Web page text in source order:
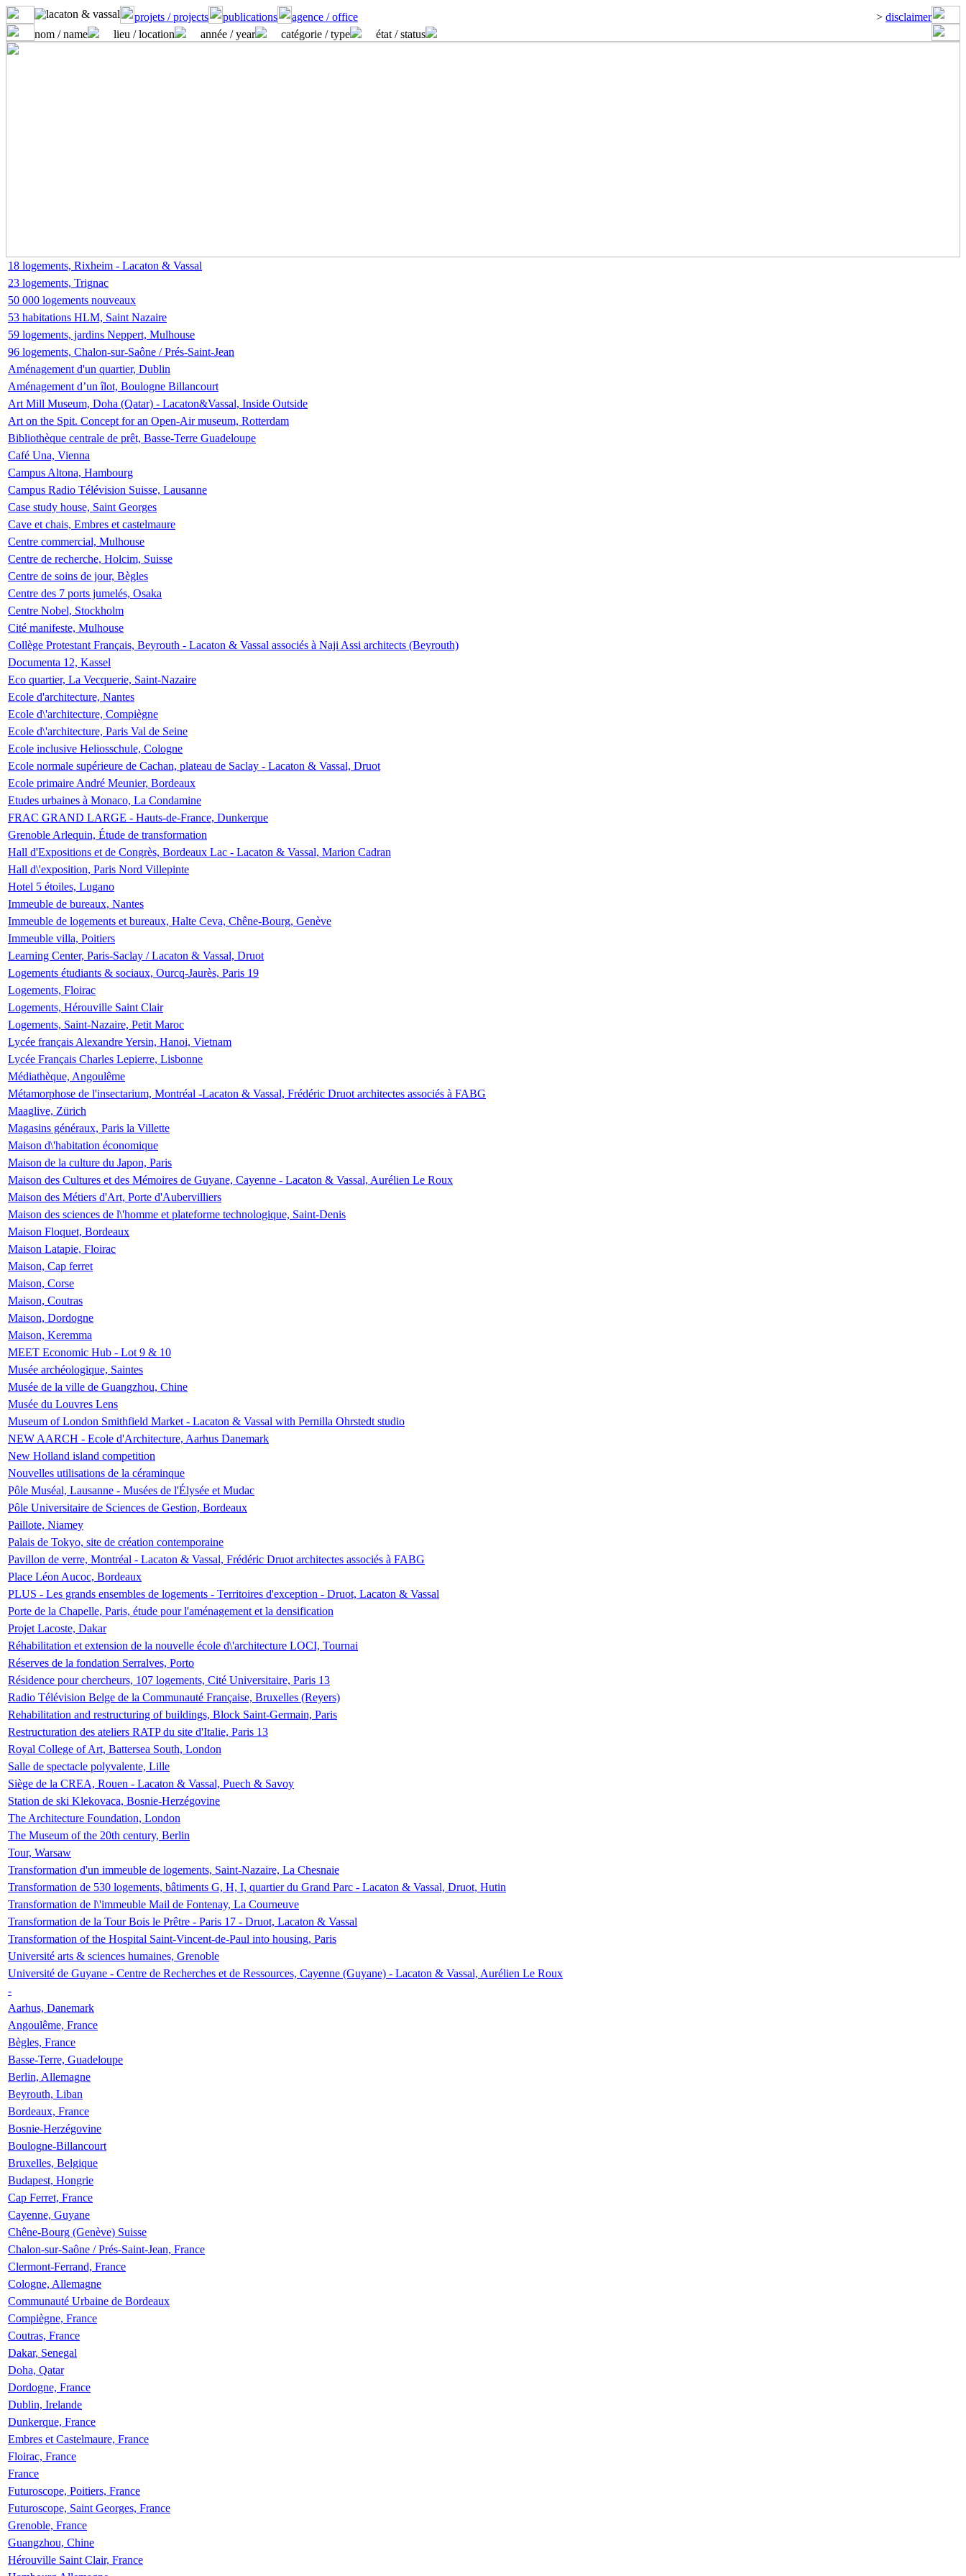
projets / projects publications agence / office > disclaimer
nom / name
lieu / location année / year catégorie / type état / status
18 logements, Rixheim - Lacaton & Vassal
23 logements, Trignac
50 000 logements nouveaux
53 habitations HLM, Saint Nazaire
59 logements, jardins Neppert, Mulhouse
96 logements, Chalon-sur-Saône / Prés-Saint-Jean
Aménagement d'un quartier, Dublin
Aménagement d’un îlot, Boulogne Billancourt
Art Mill Museum, Doha (Qatar) - Lacaton&Vassal, Inside Outside
Art on the Spit. Concept for an Open-Air museum, Rotterdam
Bibliothèque centrale de prêt, Basse-Terre Guadeloupe
Café Una, Vienna
Campus Altona, Hambourg
Campus Radio Télévision Suisse, Lausanne
Case study house, Saint Georges
Cave et chais, Embres et castelmaure
Centre commercial, Mulhouse
Centre de recherche, Holcim, Suisse
Centre de soins de jour, Bègles
Centre des 7 ports jumelés, Osaka
Centre Nobel, Stockholm
Cité manifeste, Mulhouse
Collège Protestant Français, Beyrouth - Lacaton & Vassal associés à Naji Assi architects (Beyrouth)
Documenta 12, Kassel
Eco quartier, La Vecquerie, Saint-Nazaire
Ecole d'architecture, Nantes
Ecole d\'architecture, Compiègne
Ecole d\'architecture, Paris Val de Seine
Ecole inclusive Heliosschule, Cologne
Ecole normale supérieure de Cachan, plateau de Saclay - Lacaton & Vassal, Druot
Ecole primaire André Meunier, Bordeaux
Etudes urbaines à Monaco, La Condamine
FRAC GRAND LARGE - Hauts-de-France, Dunkerque
Grenoble Arlequin, Étude de transformation
Hall d'Expositions et de Congrès, Bordeaux Lac - Lacaton & Vassal, Marion Cadran
Hall d\'exposition, Paris Nord Villepinte
Hotel 5 étoiles, Lugano
Immeuble de bureaux, Nantes
Immeuble de logements et bureaux, Halte Ceva, Chêne-Bourg, Genève
Immeuble villa, Poitiers
Learning Center, Paris-Saclay / Lacaton & Vassal, Druot
Logements étudiants & sociaux, Ourcq-Jaurès, Paris 19
Logements, Floirac
Logements, Hérouville Saint Clair
Logements, Saint-Nazaire, Petit Maroc
Lycée français Alexandre Yersin, Hanoi, Vietnam
Lycée Français Charles Lepierre, Lisbonne
Médiathèque, Angoulême
Métamorphose de l'insectarium, Montréal -Lacaton & Vassal, Frédéric Druot architectes associés à FABG
Maaglive, Zürich
Magasins généraux, Paris la Villette
Maison d\'habitation économique
Maison de la culture du Japon, Paris
Maison des Cultures et des Mémoires de Guyane, Cayenne - Lacaton & Vassal, Aurélien Le Roux
Maison des Métiers d'Art, Porte d'Aubervilliers
Maison des sciences de l\'homme et plateforme technologique, Saint-Denis
Maison Floquet, Bordeaux
Maison Latapie, Floirac
Maison, Cap ferret
Maison, Corse
Maison, Coutras
Maison, Dordogne
Maison, Keremma
MEET Economic Hub - Lot 9 & 10
Musée archéologique, Saintes
Musée de la ville de Guangzhou, Chine
Musée du Louvres Lens
Museum of London Smithfield Market - Lacaton & Vassal with Pernilla Ohrstedt studio
NEW AARCH - Ecole d'Architecture, Aarhus Danemark
New Holland island competition
Nouvelles utilisations de la céraminque
Pôle Muséal, Lausanne - Musées de l'Élysée et Mudac
Pôle Universitaire de Sciences de Gestion, Bordeaux
Paillote, Niamey
Palais de Tokyo, site de création contemporaine
Pavillon de verre, Montréal - Lacaton & Vassal, Frédéric Druot architectes associés à FABG
Place Léon Aucoc, Bordeaux
PLUS - Les grands ensembles de logements - Territoires d'exception - Druot, Lacaton & Vassal
Porte de la Chapelle, Paris, étude pour l'aménagement et la densification
Projet Lacoste, Dakar
Réhabilitation et extension de la nouvelle école d\'architecture LOCI, Tournai
Réserves de la fondation Serralves, Porto
Résidence pour chercheurs, 107 logements, Cité Universitaire, Paris 13
Radio Télévision Belge de la Communauté Française, Bruxelles (Reyers)
Rehabilitation and restructuring of buildings, Block Saint-Germain, Paris
Restructuration des ateliers RATP du site d'Italie, Paris 13
Royal College of Art, Battersea South, London
Salle de spectacle polyvalente, Lille
Siège de la CREA, Rouen - Lacaton & Vassal, Puech & Savoy
Station de ski Klekovaca, Bosnie-Herzégovine
The Architecture Foundation, London
The Museum of the 20th century, Berlin
Tour, Warsaw
Transformation d'un immeuble de logements, Saint-Nazaire, La Chesnaie
Transformation de 530 logements, bâtiments G, H, I, quartier du Grand Parc - Lacaton & Vassal, Druot, Hutin
Transformation de l\'immeuble Mail de Fontenay, La Courneuve
Transformation de la Tour Bois le Prêtre - Paris 17 - Druot, Lacaton & Vassal
Transformation of the Hospital Saint-Vincent-de-Paul into housing, Paris
Université arts & sciences humaines, Grenoble
Université de Guyane - Centre de Recherches et de Ressources, Cayenne (Guyane) - Lacaton & Vassal, Aurélien Le Roux
-
Aarhus, Danemark
Angoulême, France
Bègles, France
Basse-Terre, Guadeloupe
Berlin, Allemagne
Beyrouth, Liban
Bordeaux, France
Bosnie-Herzégovine
Boulogne-Billancourt
Bruxelles, Belgique
Budapest, Hongrie
Cap Ferret, France
Cayenne, Guyane
Chêne-Bourg (Genève) Suisse
Chalon-sur-Saône / Prés-Saint-Jean, France
Clermont-Ferrand, France
Cologne, Allemagne
Communauté Urbaine de Bordeaux
Compiègne, France
Coutras, France
Dakar, Senegal
Doha, Qatar
Dordogne, France
Dublin, Irelande
Dunkerque, France
Embres et Castelmaure, France
Floirac, France
France
Futuroscope, Poitiers, France
Futuroscope, Saint Georges, France
Grenoble, France
Guangzhou, Chine
Hérouville Saint Clair, France